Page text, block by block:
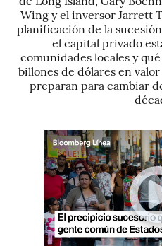
Wing y el inversor Jarrett
planificación de la
el capital privado
comunidades locales y
billones de dólares en
preparan para cambiar